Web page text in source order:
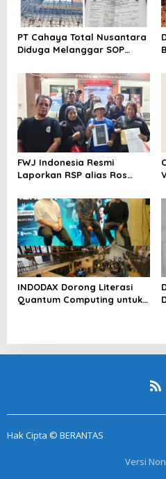
PT Cahaya Total Nusantara
Diduga Melanggar SOP
Kerja Hingga meninggal
Dunia, Kluarga Korban
Merasa Di abaikan
FWJ Indonesia Resmi
Laporkan RSP alias Ros
INDODAX Dorong Literasi
Quantum Computing untuk
Hak Cipta © BERANTAS
Versi